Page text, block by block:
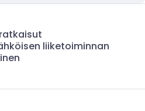
liiketoiminnan